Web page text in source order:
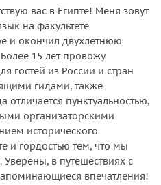
вас в Египте! Меня зовут
на факультете
и окончил двухлетнюю
15 лет провожу
гостей из России и стран
гидами, также
пунктуальностью,
организаторскими
исторического
и гордостью тем, что мы
в путешествиях с
впечатления!